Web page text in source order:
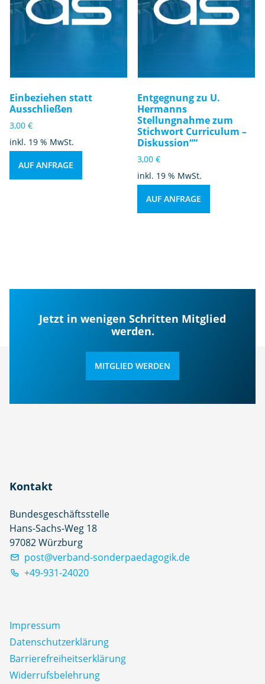
Einbeziehen statt
Ausschließen
3,00 €
inkl. 19 % MwSt.
AUF ANFRAGE
Entgegnung zu U.
Hermanns
Stellungnahme zum
Stichwort Curriculum –
Diskussion““
3,00€
inkl. 19 % MwSt.
AUF ANFRAGE
Jetzt in wenigen Schritten Mitglied
werden.
MITGLIED WERDEN
Kontakt
Bundesgeschäftsstelle
Hans-Sachs-Weg 18
97082 Würzburg
post@verband-sonderpaedagogik.de
+49-931-24020
Impressum
Datenschutz­erklärung
Barrierefreiheitserklärung
Widerrufsbelehrung